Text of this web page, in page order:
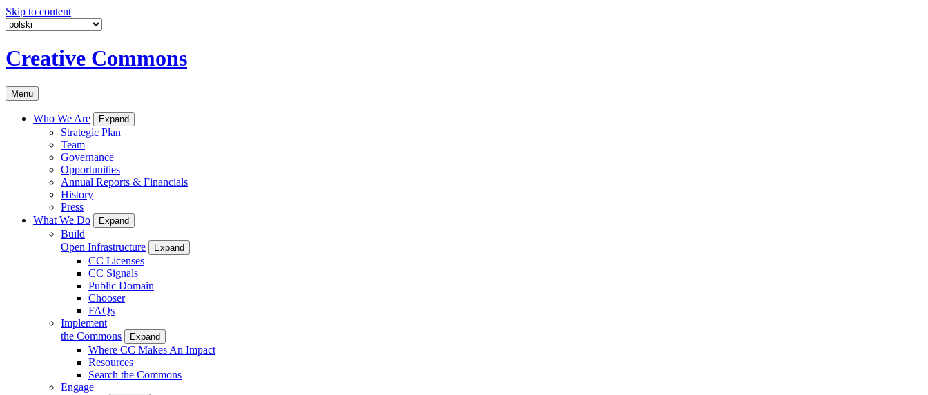
Skip to content
Creative Commons
Menu
Who We Are Expand
Strategic Plan
Team
Governance
Opportunities
Annual Reports & Financials
History
Press
What We Do
Expand
Build
Open Infrastructure
Expand
CC Licenses
CC Signals
Public Domain
Chooser
FAQs
Implement
the Commons
Expand
Where CC Makes An Impact
Resources
Search the Commons
Engage